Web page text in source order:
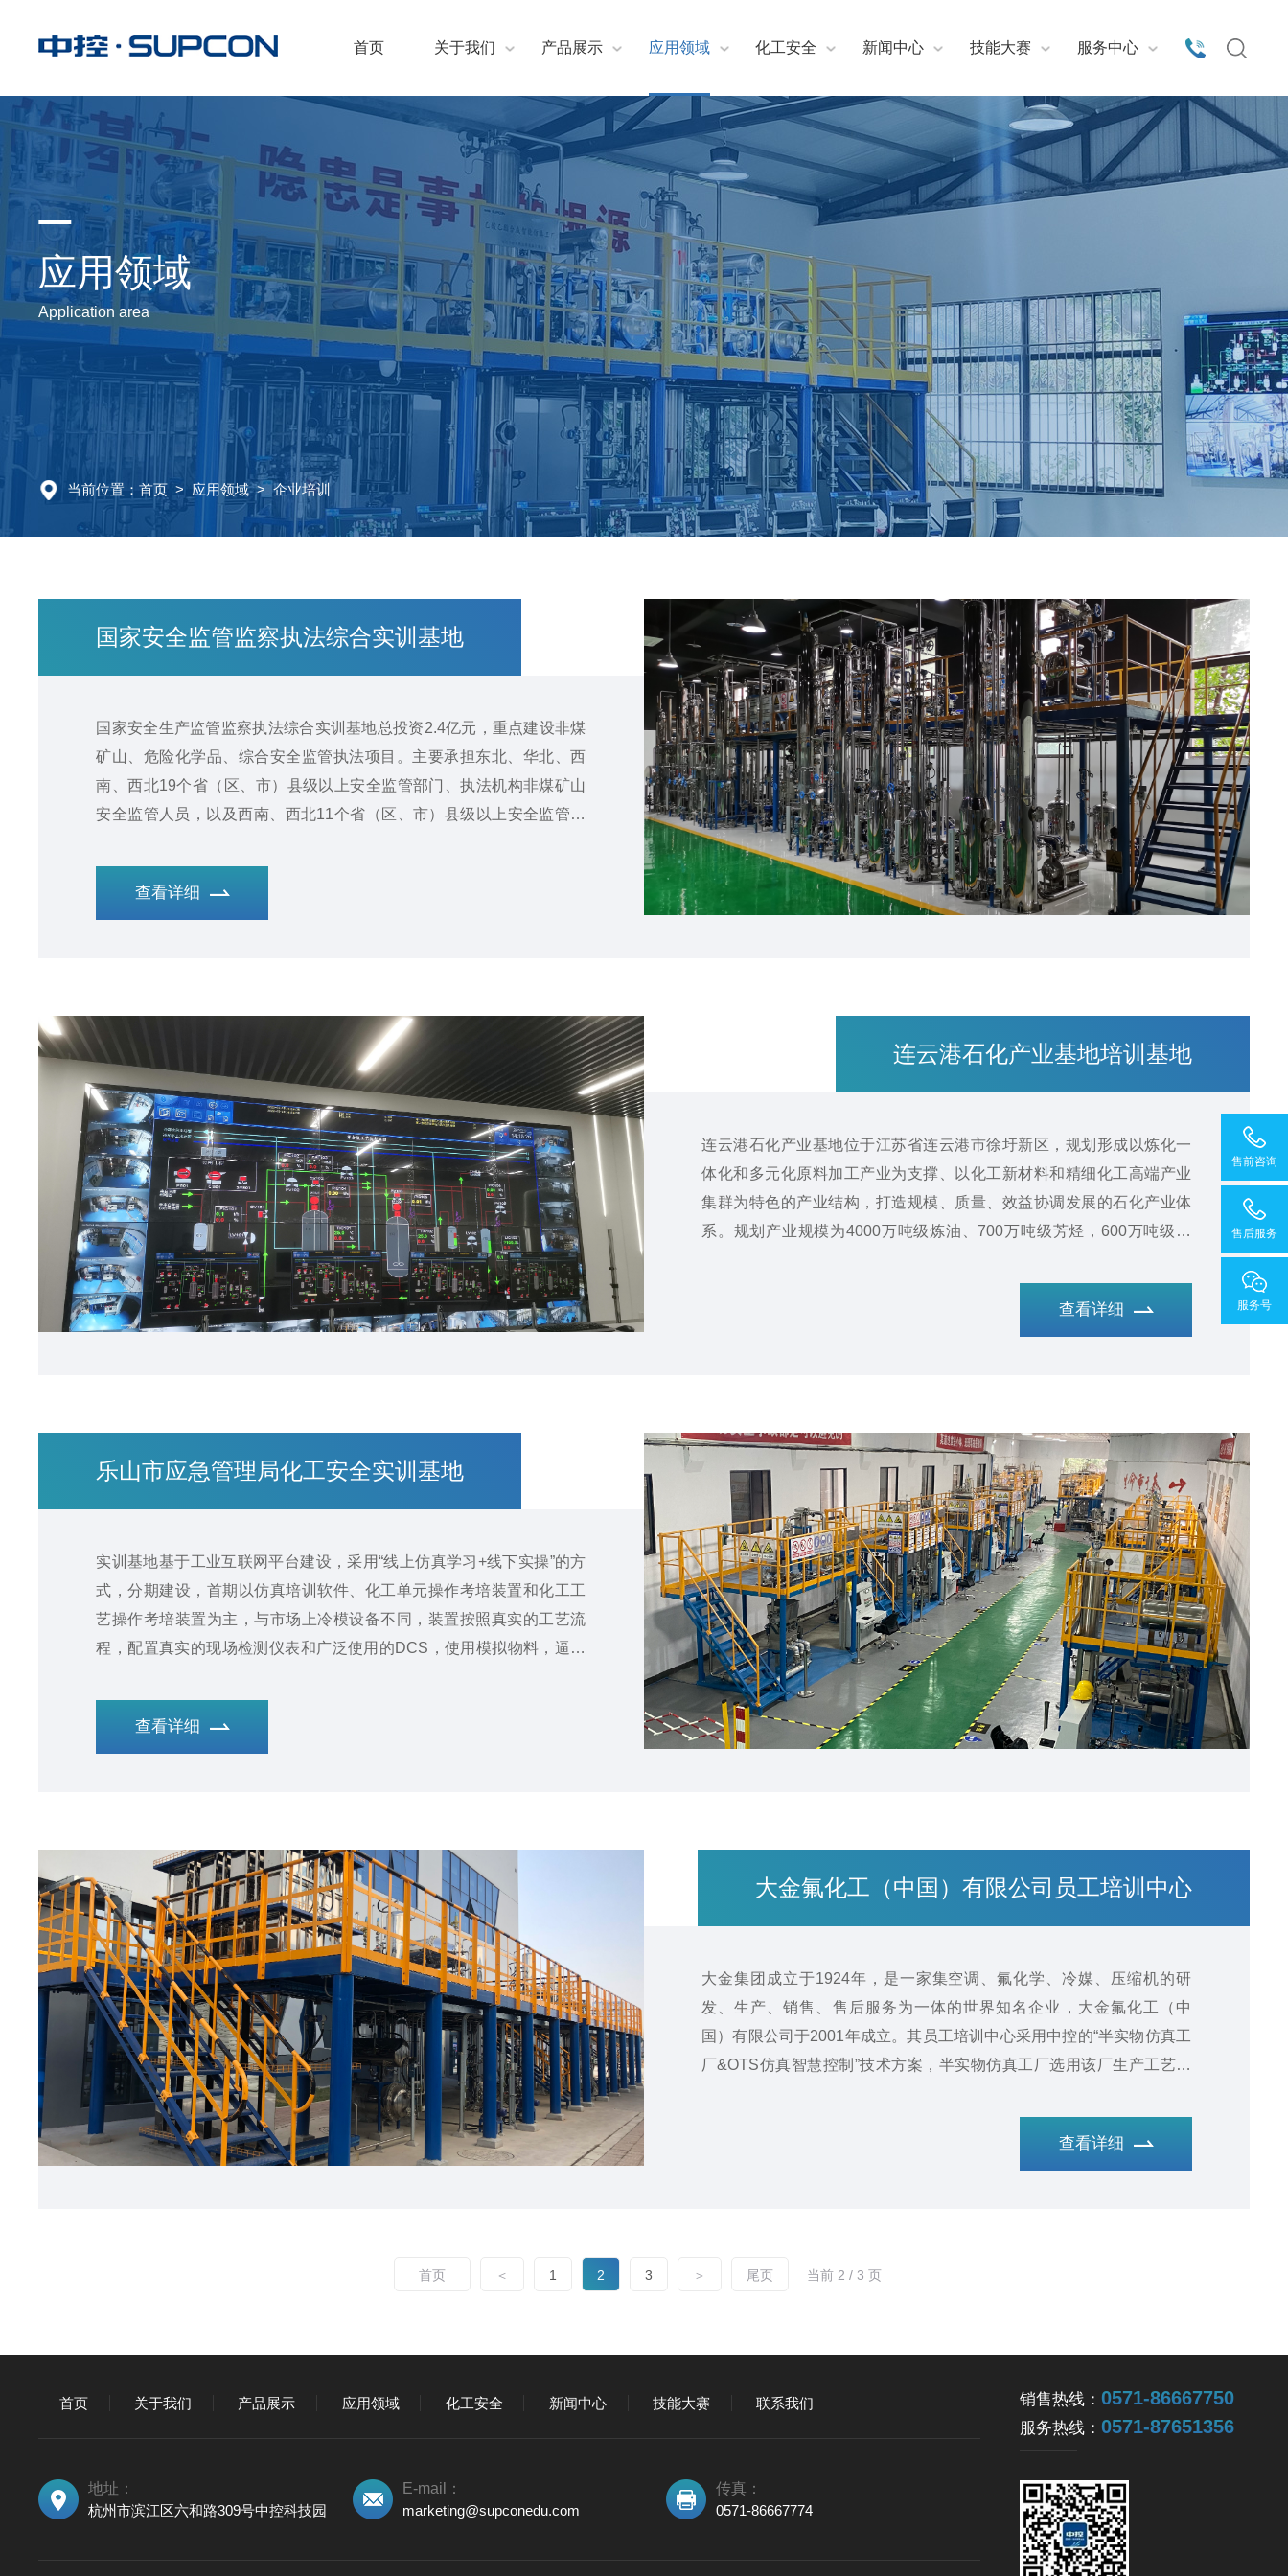
首页 关于我们 产品展示 应用领域 化工安全 新闻中心 技能大赛 服务中心
应用领域
Application area
当前位置：首页 > 应用领域 > 企业培训
国家安全监管监察执法综合实训基地
国家安全生产监管监察执法综合实训基地总投资2.4亿元，重点建设非煤
矿山、危险化学品、综合安全监管执法项目。主要承担东北、华北、西
南、西北19个省（区、市）县级以上安全监管部门、执法机构非煤矿山
安全监管人员，以及西南、西北11个省（区、市）县级以上安全监管部
核工作。”危险化学品监管执法培训基地”分设华北基地和西南基地，全部
采用中控教仪的“基于工业互联网的化工安全技能实训基地建设方案”建
查看详细
连云港石化产业基地培训基地
连云港石化产业基地位于江苏省连云港市徐圩新区，规划形成以炼化一
体化和多元化原料加工产业为支撑、以化工新材料和精细化工高端产业
集群为特色的产业结构，打造规模、质量、效益协调发展的石化产业体
系。规划产业规模为4000万吨级炼油、700万吨级芳烃，600万吨级乙
业基地的公共化工实训技能培训中心，中控教仪是培训基地的承建商之
查看详细
乐山市应急管理局化工安全实训基地
实训基地基于工业互联网平台建设，采用“线上仿真学习+线下实操”的方
式，分期建设，首期以仿真培训软件、化工单元操作考培装置和化工工
艺操作考培装置为主，与市场上冷模设备不同，装置按照真实的工艺流
程，配置真实的现场检测仪表和广泛使用的DCS，使用模拟物料，逼真
和操作手感和现场基本一致，可满足学员多种化工工艺生产操作工的开
停车、应急处置技能训练，还可进行员工考核认证。实训基地将依托专
查看详细
大金氟化工（中国）有限公司员工培训中心
大金集团成立于1924年，是一家集空调、氟化学、冷媒、压缩机的研
发、生产、销售、售后服务为一体的世界知名企业，大金氟化工（中
国）有限公司于2001年成立。其员工培训中心采用中控的“半实物仿真工
厂&OTS仿真智慧控制”技术方案，半实物仿真工厂选用该厂生产工艺的
逼真，生产流程和工艺参数合理真实，装置投入使用后，收到了良好的
查看详细
首页 ＜ 1 2 3 ＞ 尾页
销售热线： 0571-86667750
服务热线： 0571-87651356
首页 关于我们 产品展示 应用领域 化工安全 新闻中心 技能大赛 联系我们
地址：
杭州市滨江区六和路309号中控科技园
E-mail：
marketing@supconedu.com
传真：
0571-86667774
售前咨询
售后服务
服务号